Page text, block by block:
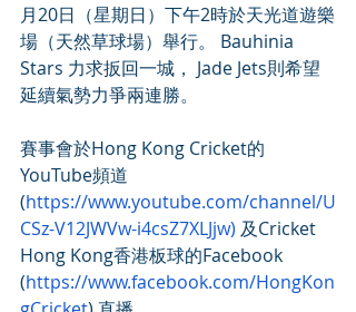
月20日（星期日）下午2時於天光道遊樂
場（天然草球場）舉行。 Bauhinia
Stars 力求扳回一城， Jade Jets則希望
延續氣勢力爭兩連勝。
賽事會於Hong Kong Cricket的
YouTube頻道
(https://www.youtube.com/channel/U
CSz-V12JWVw-i4csZ7XLJjw) 及Cricket
Hong Kong香港板球的Facebook
(https://www.facebook.com/HongKon